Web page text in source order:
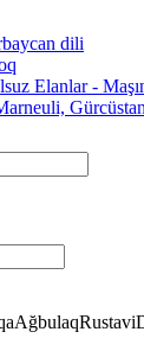
dili
AğbulaqRustavi